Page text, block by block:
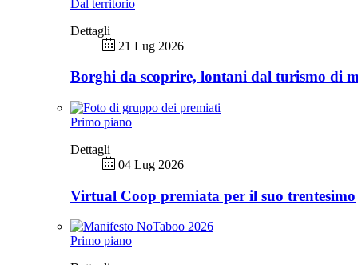
Dal territorio
Dettagli
21 Lug 2026
Borghi da scoprire, lontani dal turismo di
Primo piano
Dettagli
04 Lug 2026
Virtual Coop premiata per il suo trentesimo
Primo piano